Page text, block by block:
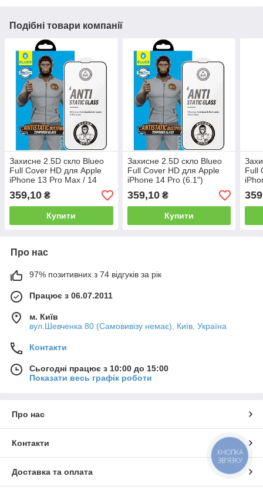
Подібні товари компанії
Захисне 2.5D скло Blueo
Full Cover HD для Apple
iPhone 13 Pro Max / 14
Plus (6.7")
359,10 ₴
Купити
Захисне 2.5D скло Blueo
Full Cover HD для Apple
iPhone 14 Pro (6.1")
359,10₴
Купити
Full
Про нас
97% позитивних з 74 відгуків за рік
Працює з 06.07.2011
м. Київ
вул.Шевченка 80 (Самовивізу немає), Київ, Україна
Контакти
Сьогодні працює з 10:00 до 15:00
Показати весь графік роботи
Про нас
Контакти
Доставка та оплата
КНОПКА
ЗВ'ЯЗКУ